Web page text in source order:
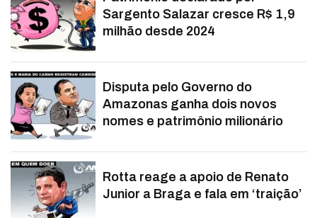
Sargento Salazar cresce R$ 1,9
milhão desde 2024
Disputa pelo Governo do
Amazonas ganha dois novos
nomes e patrimônio milionário
Rotta reage a apoio de Renato
Junior a Braga e fala em ‘traição’